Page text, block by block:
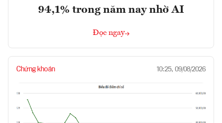
94,1% trong năm nay nhờ AI
Đọc ngay
Chứng khoán 10:25, 09/08/2026